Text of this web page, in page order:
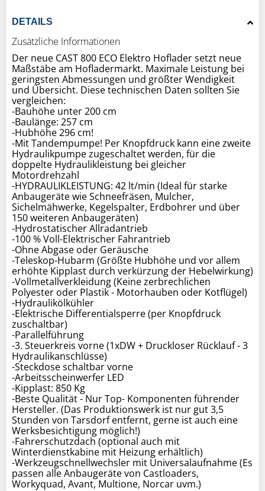
DETAILS
Zusätzliche Informationen
Der neue CAST 800 ECO Elektro Hoflader setzt neue
Maßstäbe am Hofladermarkt. Maximale Leistung bei
geringsten Abmessungen und größter Wendigkeit
und Übersicht. Diese technischen Daten sollten Sie
vergleichen:
-Bauhöhe unter 200 cm
-Baulänge: 257 cm
-Hubhöhe 296 cm!
-Mit Tandempumpe! Per Knopfdruck kann eine zweite
Hydraulikpumpe zugeschaltet werden, für die
doppelte Hydraulikleistung bei gleicher
Motordrehzahl
-HYDRAULIKLEISTUNG: 42 lt/min (Ideal für starke
Anbaugeräte wie Schneefräsen, Mulcher,
Sichelmähwerke, Kegelspalter, Erdbohrer und über
150 weiteren Anbaugeräten)
-Hydrostatischer Allradantrieb
-100 % Voll-Elektrischer Fahrantrieb
-Ohne Abgase oder Geräusche
-Teleskop-Hubarm (Größte Hubhöhe und vor allem
erhöhte Kipplast durch verkürzung der Hebelwirkung)
-Vollmetallverkleidung (Keine zerbrechlichen
Polyester oder Plastik - Motorhauben oder Kotflügel)
-Hydraulikölkühler
-Elektrische Differentialsperre (per Knopfdruck
zuschaltbar)
-Parallelführung
-3. Steuerkreis vorne (1xDW + Druckloser Rücklauf - 3
Hydraulikanschlüsse)
-Steckdose schaltbar vorne
-Arbeitsscheinwerfer LED
-Kipplast: 850 Kg
-Beste Qualität - Nur Top- Komponenten führender
Hersteller. (Das Produktionswerk ist nur gut 3,5
Stunden von Tarsdorf entfernt, gerne ist auch eine
Werksbesichtigung möglich!)
-Fahrerschutzdach (optional auch mit
Winterdienstkabine mit Heizung erhältlich)
-Werkzeugschnellwechsler mit Universalaufnahme (Es
passen alle Anbaugeräte von Castloaders,
Workyquad, Avant, Multione, Norcar uvm.)